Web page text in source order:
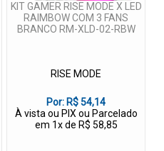
KIT GAMER RISE MODE X LED
RAIMBOW COM 3 FANS
BRANCO RM-XLD-02-RBW
RISE MODE
Por: R$ 54,14
À vista ou PIX ou Parcelado
em 1x de R$ 58,85